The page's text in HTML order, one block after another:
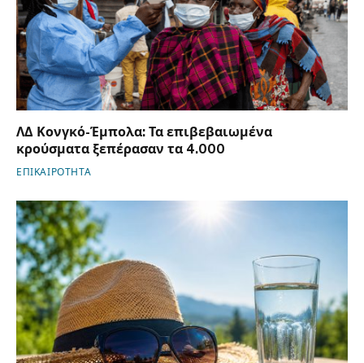
ΛΔ Κονγκό-Έμπολα: Τα επιβεβαιωμένα
κρούσματα ξεπέρασαν τα 4.000
ΕΠΙΚΑΙΡΟΤΗΤΑ